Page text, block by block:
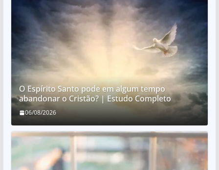
O Espírito Santo pode em algum tempo
abandonar o Cristão? | Estudo Completo
06/08/2026